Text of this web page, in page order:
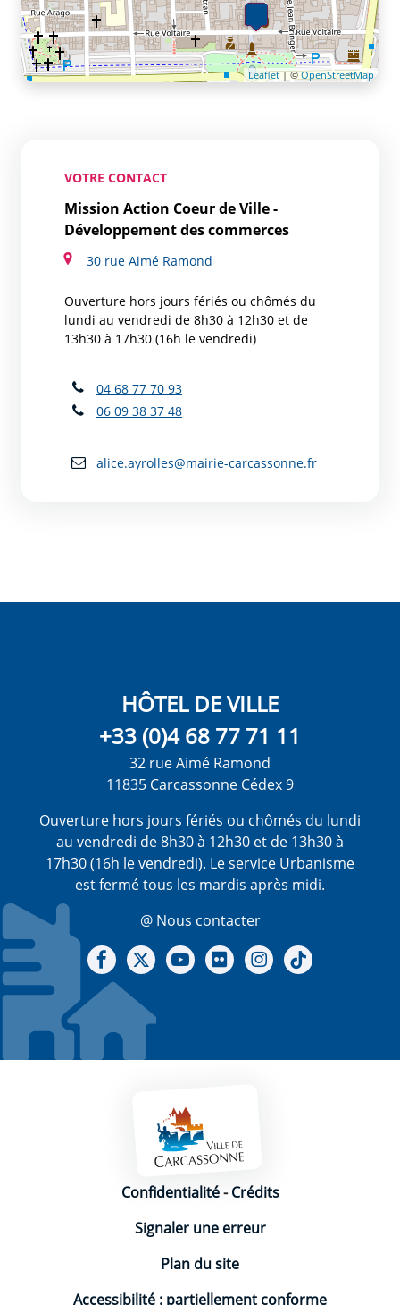
Leaflet| ©OpenStreetMap
VOTRE CONTACT
Mission Action Coeur de Ville -
Développement des commerces
30 rue Aimé Ramond
Ouverture hors jours fériés ou chômés du
lundi au vendredi de 8h30 à 12h30 et de
13h30 à 17h30 (16h le vendredi)
04 68 77 70 93
06 09 38 37 48
alice.ayrolles@mairie-carcassonne.fr
HÔTEL DE VILLE
+33 (0)4 68 77 71 11
32 rue Aimé Ramond
11835 Carcassonne Cédex 9
Ouverture hors jours fériés ou chômés du lundi
au vendredi de 8h30 à 12h30 et de 13h30 à
17h30 (16h le vendredi). Le service Urbanisme
est fermé tous les mardis après midi.
@ Nous contacter
Notre Facebook
Notre X - (twitter)
Notre chaine Youtube
Notre Gallerie sur Flickr
Notre Instagram
Mentions légales
Confidentialité-Crédits
Signaler une erreur
Plan du site
Accessibilité : partiellement conforme